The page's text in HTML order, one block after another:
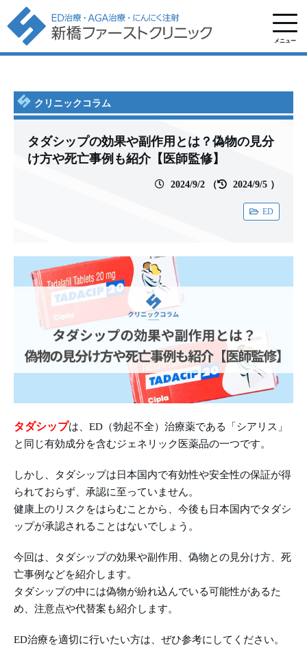
メニュー
クリニックコラム
タダシップの効果や副作用とは？偽物の見分
け方や死亡事例も紹介【医師監修】
2024/9/2 （ 2024/9/5 ）
ED
タダシップは、ED（勃起不全）治療薬である「シアリス」
と同じ有効成分を含むジェネリック医薬品の一つです。
しかし、タダシップは日本国内で有効性や安全性の保証が得
られておらず、承認に至っていません。
健康上のリスクをはらむことから、今後も日本国内でタダシ
ップが承認されることはないでしょう。
今回は、タダシップの効果や副作用、偽物との見分け方、死
亡事例などを紹介します。
タダシップの中には偽物が紛れ込んでいる可能性があるた
め、注意点や代替案も紹介します。
ED治療を適切に行いたい方は、ぜひ参考にしてください。